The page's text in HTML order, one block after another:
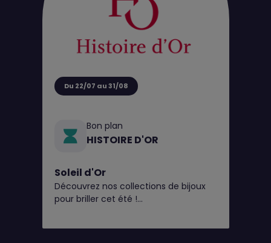
Du 22/07 au 31/08
Bon plan
HISTOIRE D'OR
Soleil d'Or
Découvrez nos collections de bijoux
pour briller cet été !